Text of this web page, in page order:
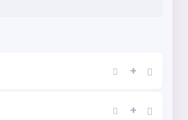
+
+